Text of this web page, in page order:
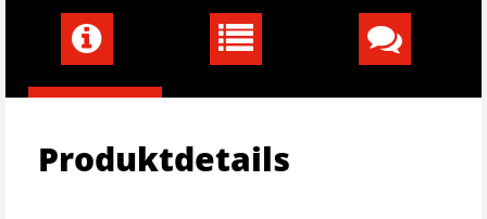
Produktdetails